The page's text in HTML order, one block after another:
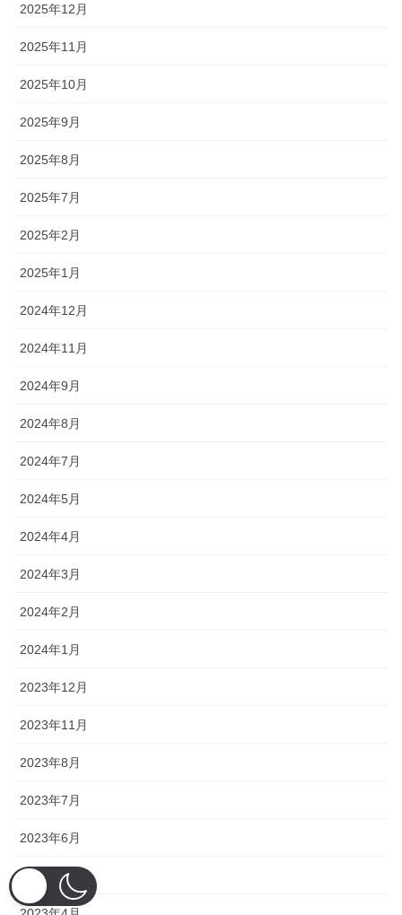
2025年12月
2025年11月
2025年10月
2025年9月
2025年8月
2025年7月
2025年2月
2025年1月
2024年12月
2024年11月
2024年9月
2024年8月
2024年7月
2024年5月
2024年4月
2024年3月
2024年2月
2024年1月
2023年12月
2023年11月
2023年8月
2023年7月
2023年6月
2023年5月